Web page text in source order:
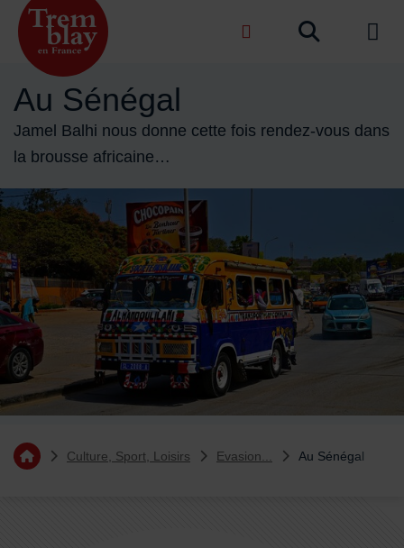
Menu de raccourcis
Accueil ville de Tremblay-en-France de
Au Sénégal
Jamel Balhi nous donne cette fois rendez-vous dans
la brousse africaine…
Vous êtes ici :
Retourner à l'accueil
Culture, Sport, Loisirs Evasion... Au Sénégal